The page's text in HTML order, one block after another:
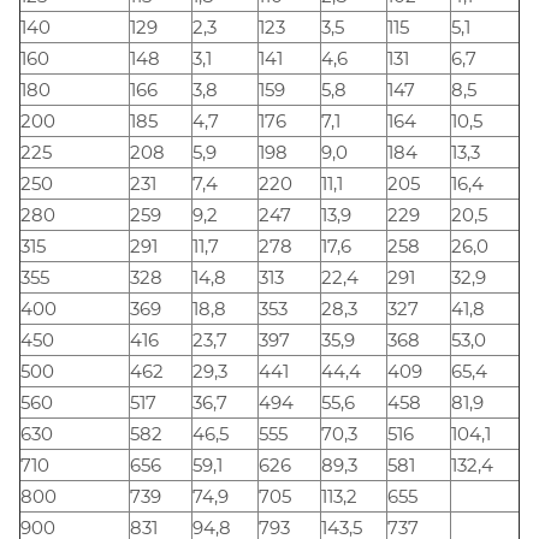
140
129 2,3 123 3,5 115
5,1
160
148 3,1 141 4,6 131
6,7
180
166 3,8 159 5,8 147
8,5
200
185 4,7 176 7,1 164
10,5
225
208 5,9 198 9,0 184
13,3
250
231 7,4 220 11,1 205
16,4
280
259 9,2 247 13,9 229
20,5
315
291 11,7 278 17,6 258
26,0
355
328 14,8 313 22,4 291
32,9
400
369 18,8 353 28,3 327
41,8
450
416 23,7 397 35,9 368
53,0
500
462 29,3 441 44,4 409
65,4
560
517 36,7 494 55,6 458
81,9
630
582 46,5 555 70,3 516
104,1
710
656 59,1 626 89,3 581
132,4
800
739 74,9 705 113,2
655
900
831 94,8 793 143,5
737